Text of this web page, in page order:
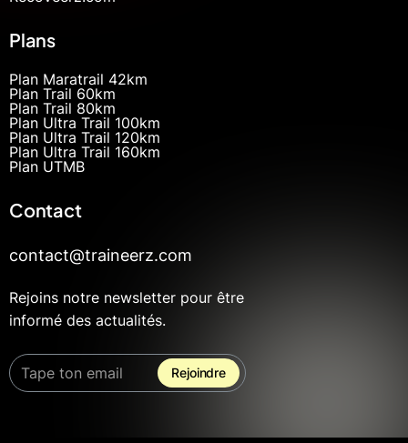
Plans
Plan Maratrail 42km
Plan Trail 60km
Plan Trail 80km
Plan Ultra Trail 100km
Plan Ultra Trail 120km
Plan Ultra Trail 160km
Plan UTMB
Contact
contact@traineerz.com
Rejoins notre newsletter pour être
informé des actualités.